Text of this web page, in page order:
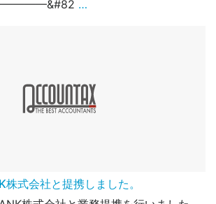
…
式会社と提携しました。